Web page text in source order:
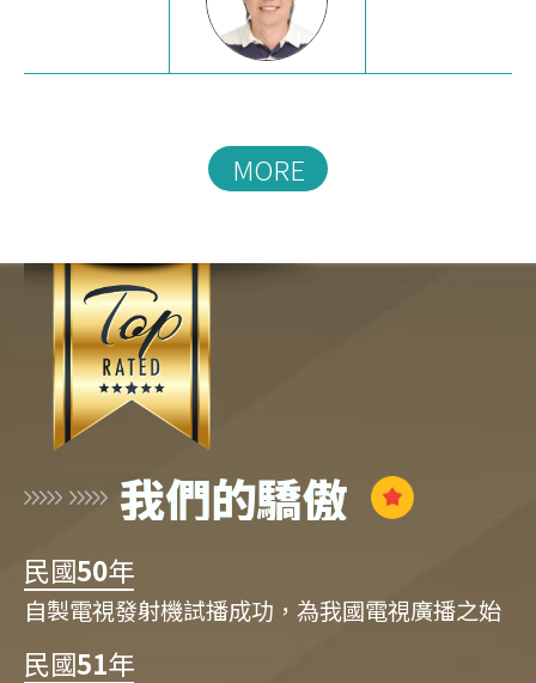
MORE
我們的驕傲
民國50年
自製電視發射機試播成功，為我國電視廣播之始
民國51年